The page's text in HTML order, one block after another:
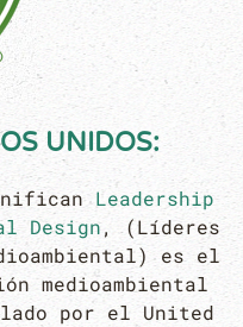
UNIDOS:
Leadership
Design, (Líderes
es el
medioambiental
por el United